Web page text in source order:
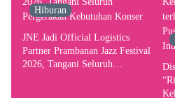
Hiburan
JNE Jadi Official Logistics
Partner Prambanan Jazz Festival
2026, Tangani Seluruh